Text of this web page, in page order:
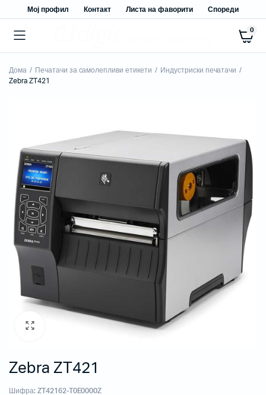
Мој профил Контакт Листа на фаворити Спореди
0
Дома Печатачи за самолепливи етикети
Индустриски печатачи
Zebra ZT421
Zebra ZT421
Шифра: ZT42162-T0E0000Z